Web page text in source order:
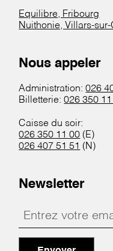
Equilibre, Fribourg
Nuithonie, Villars-sur-
Nous appeler
Administration:026
Billetterie:026 350
Caisse du soir:
026 350 11 00 (E)
026 407 51 51 (N)
Newsletter